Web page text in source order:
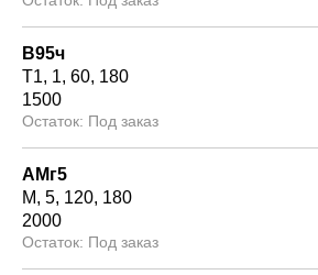
В95ч
Т1 1 60 180
1500
Под заказ
АМг5
М 5 120 180
2000
Под заказ